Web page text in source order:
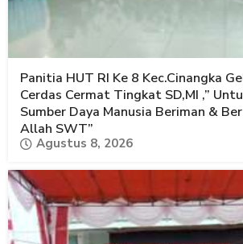
Panitia HUT RI Ke 8 Kec.Cinangka
Cerdas Cermat Tingkat SD,MI ,”
Sumber Daya Manusia Beriman &
Allah SWT”
Agustus 8, 2026